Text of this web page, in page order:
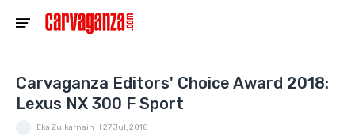
Carvaganza Editors' Choice Award 2018:
Lexus NX 300 F Sport
Eka Zulkarnain H 27 Jul, 2018